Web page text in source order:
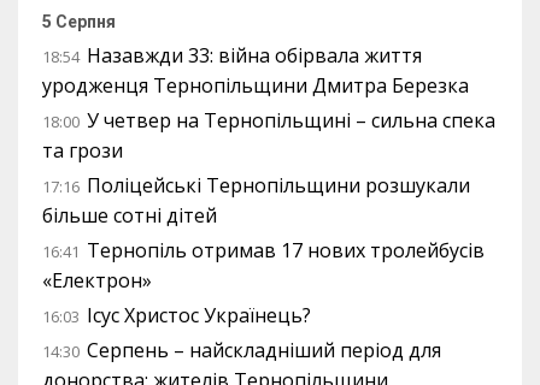
5 Серпня
18:54 Назавжди 33: війна обірвала життя
уродженця Тернопільщини Дмитра Березка
18:00 У четвер на Тернопільщині – сильна спека
та грози
17:16 Поліцейські Тернопільщини розшукали
більше сотні дітей
16:41 Тернопіль отримав 17 нових тролейбусів
«Електрон»
16:03 Ісус Христос Українець?
14:30 Серпень – найскладніший період для
донорства: жителів Тернопільщини